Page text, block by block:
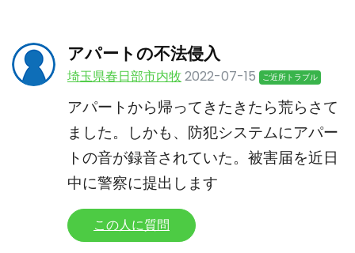
アパートの不法侵入
埼玉県春日部市内牧2022-07-15 ご近所トラブル
アパートから帰ってきたきたら荒らさて
ました。しかも、防犯システムにアパー
トの音が録音されていた。被害届を近日
中に警察に提出します
この人に質問